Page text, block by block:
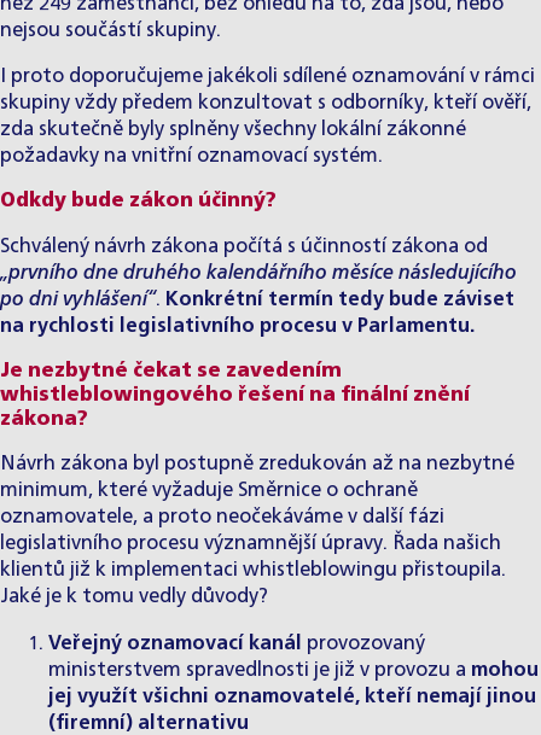
než 249 zaměstnanci, bez ohledu na to, zda jsou, nebo
nejsou součástí skupiny.
I proto doporučujeme jakékoli sdílené oznamování v rámci
skupiny vždy předem konzultovat s odborníky, kteří ověří,
zda skutečně byly splněny všechny lokální zákonné
požadavky na vnitřní oznamovací systém.
Odkdy bude zákon účinný?
Schválený návrh zákona počítá s účinností zákona od
„prvního dne druhého kalendářního měsíce následujícího
po dni vyhlášení“. Konkrétní termín tedy bude záviset
na rychlosti legislativního procesu v Parlamentu.
Je nezbytné čekat se zavedením
whistleblowingového řešení na finální znění
zákona?
Návrh zákona byl postupně zredukován až na nezbytné
minimum, které vyžaduje Směrnice o ochraně
oznamovatele, a proto neočekáváme v další fázi
legislativního procesu významnější úpravy. Řada našich
klientů již k implementaci whistleblowingu přistoupila.
Jaké je k tomu vedly důvody?
Veřejný oznamovací kanál
provozovaný
ministerstvem spravedlnosti je již v provozu a mohou
jej využít všichni oznamovatelé, kteří nemají jinou
(firemní) alternativu